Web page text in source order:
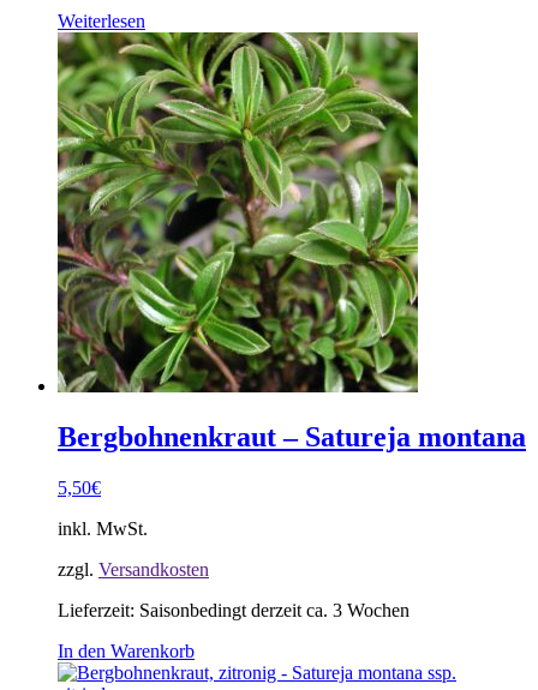
Weiterlesen
Bergbohnenkraut – Satureja montana
5,50€
inkl. MwSt.
zzgl. Versandkosten
Lieferzeit: Saisonbedingt derzeit ca. 3 Wochen
In den Warenkorb